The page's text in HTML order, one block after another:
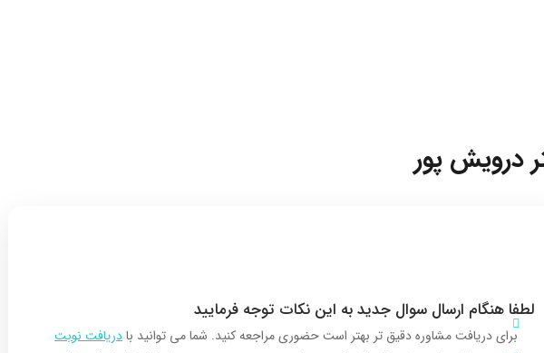
درویش پور
لطفا هنگام ارسال سوال جدید به این نکات توجه فرمایید
برای دریافت مشاوره دقیق تر بهتر است حضوری مراجعه کنید. شما می توانید بادریافت نوبت